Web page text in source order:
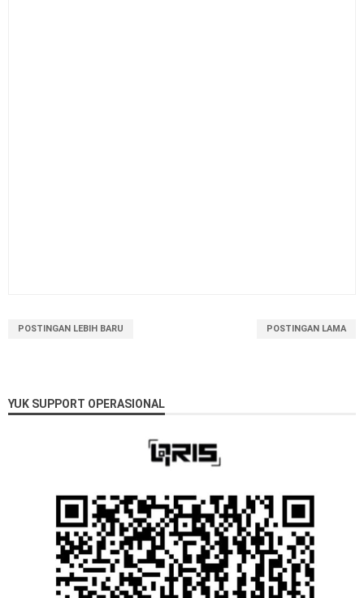
POSTINGAN LEBIH BARU POSTINGAN LAMA
YUK SUPPORT OPERASIONAL